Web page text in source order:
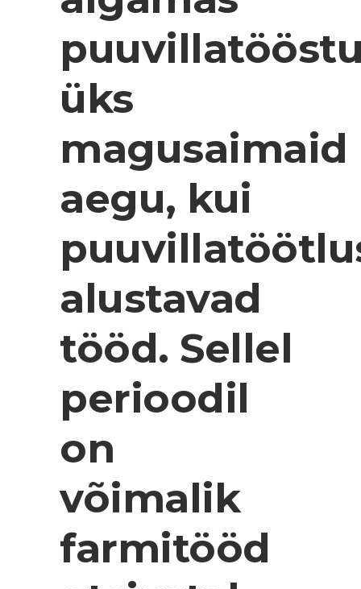
üks
magusaimaid
aegu, kui
alustavad
tööd. Sellel
perioodil
on
võimalik
farmitööd